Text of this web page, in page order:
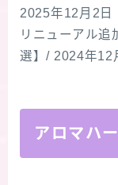
2025年12月2日
リニューアル追
選】/ 2024年12
アロマハ